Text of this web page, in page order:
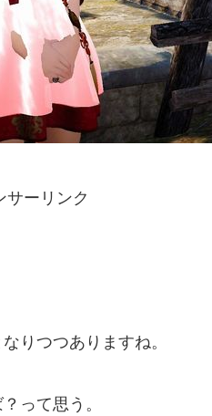
サーリンク
りつつありますね。
って思う。